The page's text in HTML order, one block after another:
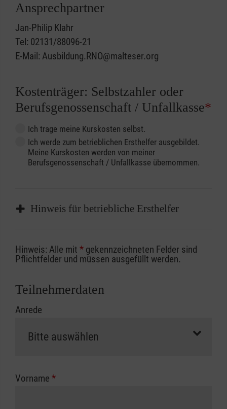
Ansprechpartner
Jan-Philip Klahr
Tel: 02131/88096-21
E-Mail: Ausbildung.RNO@malteser.org
Kostenträger: Selbstzahler oder
Berufsgenossenschaft / Unfallkasse*
Ich trage meine Kurskosten selbst.
Ich werde zum betrieblichen Ersthelfer ausgebildet.
Meine Kurskosten werden von meiner
Berufsgenossenschaft / Unfallkasse übernommen.
Hinweis für betriebliche Ersthelfer
Sofern Sie ein Kostenübernahmeverfahren
Ihrer Berufsgenossenschaft / Unfallkasse
Abrechnungsunterlagen spätestens zu
erfolgt eine Abrechnung der vollen Kursgebühr
Die notwendigen Formulare für die
zuständigen Berufsgenossenschaft oder
Hinweis: Alle mit * gekennzeichneten Felder sind
Pflichtfelder und müssen ausgefüllt werden.
Teilnehmerdaten
Anrede
Vorname *